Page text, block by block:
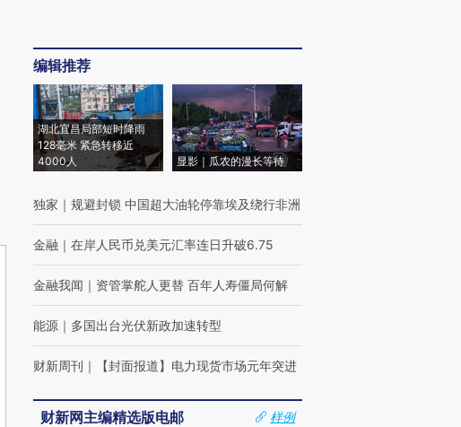
编辑推荐
湖北宜昌局部短时降雨
128毫米 紧急转移近
4000人
显影｜瓜农的漫长等待
独家 ｜ 规避封锁 中国超大油轮停靠埃及绕行非洲
金融 ｜ 在岸人民币兑美元汇率连日升破6.75
金融我闻 ｜ 资管掌舵人更替 百年人寿僵局何解
能源 ｜ 多国出台光伏新政加速转型
财新周刊 ｜ 【封面报道】电力现货市场元年突进
财新网主编精选版电邮
样例